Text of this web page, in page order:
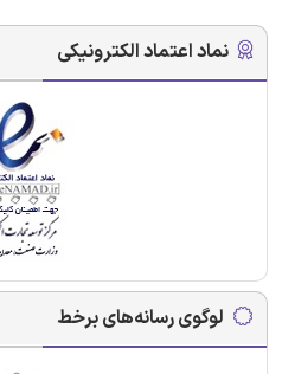
نماد اعتماد الکترونیکی
لوگوی رسانه‌های برخط